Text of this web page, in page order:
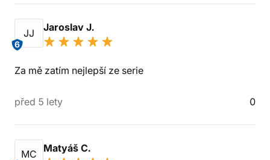
JJ
6
Jaroslav J.
Za mě zatím nejlepší ze serie
před 5 lety 0
MC Matyáš C.